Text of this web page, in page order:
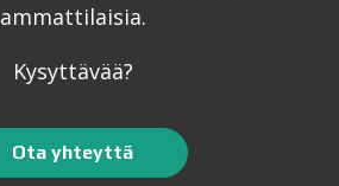
ammattilaisia.
Kysyttävää?
Ota yhteyttä